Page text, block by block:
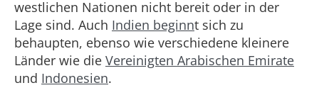
westlichen Nationen nicht bereit oder in der
Lage sind. Auch Indien beginnt sich zu
behaupten, ebenso wie verschiedene kleinere
Länder wie die Vereinigten Arabischen Emirate
und Indonesien.